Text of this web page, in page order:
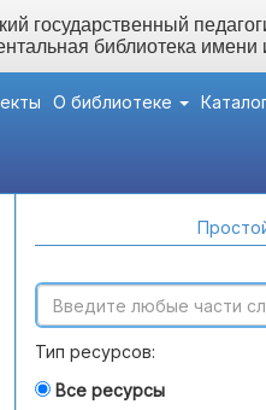
государственный
библиотека
О библиотеке
Тип ресурсов:
Все ресурсы